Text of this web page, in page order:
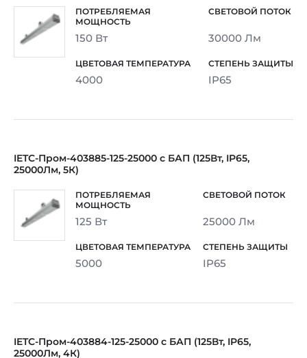
150 Вт 30000 Лм
4000 IP65
IETC-Пром-403885-125-25000 с БАП (125Вт, IP65,
25000Лм, 5К)
125 Вт 25000 Лм
5000 IP65
IETC-Пром-403884-125-25000 с БАП (125Вт, IP65,
25000Лм, 4К)